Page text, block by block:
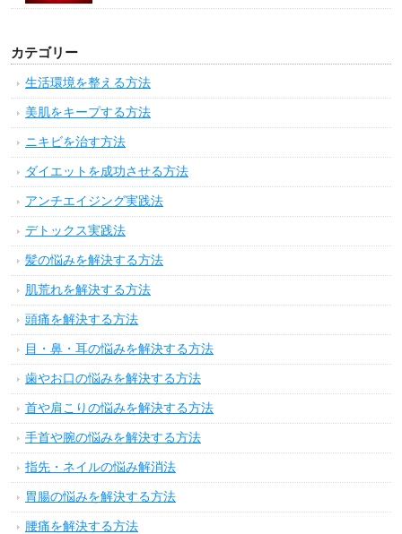
カテゴリー
生活環境を整える方法
美肌をキープする方法
ニキビを治す方法
ダイエットを成功させる方法
アンチエイジング実践法
デトックス実践法
髪の悩みを解決する方法
肌荒れを解決する方法
頭痛を解決する方法
目・鼻・耳の悩みを解決する方法
歯やお口の悩みを解決する方法
首や肩こりの悩みを解決する方法
手首や腕の悩みを解決する方法
指先・ネイルの悩み解消法
胃腸の悩みを解決する方法
腰痛を解決する方法